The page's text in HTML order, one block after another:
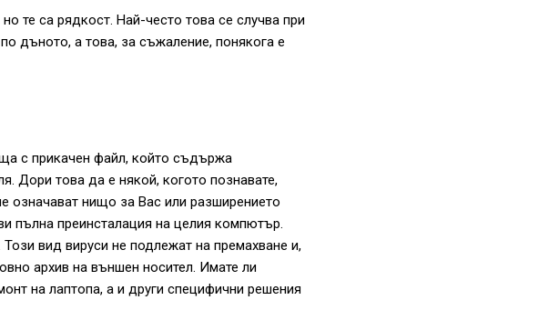
те са рядкост. Най-често това се случва при
дъното, а това, за съжаление, понякога е
с прикачен файл, който съдържа
Дори това да е някой, когото познавате,
означават нищо за Вас или разширението
пълна преинсталация на целия компютър.
вид вируси не подлежат на премахване и,
архив на външен носител. Имате ли
на лаптопа, а и други специфични решения